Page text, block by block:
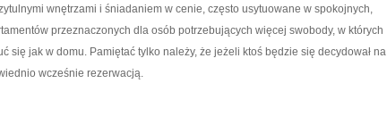
wnętrzami i śniadaniem w cenie, często usytuowane w spokojnych,
przeznaczonych dla osób potrzebujących więcej swobody, w których
się jak w domu. Pamiętać tylko należy, że jeżeli ktoś będzie się decydował na
wcześnie rezerwacją.